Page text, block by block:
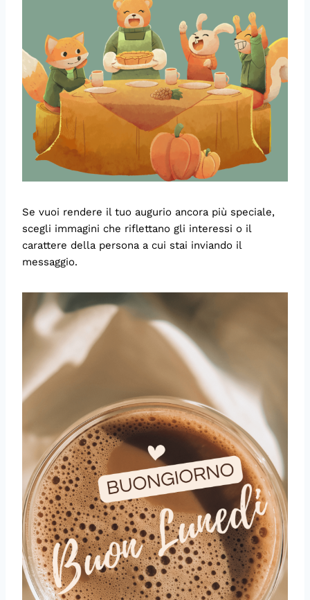
Se vuoi rendere il tuo augurio ancora più speciale,
scegli immagini che riflettano gli interessi o il
carattere della persona a cui stai inviando il
messaggio.